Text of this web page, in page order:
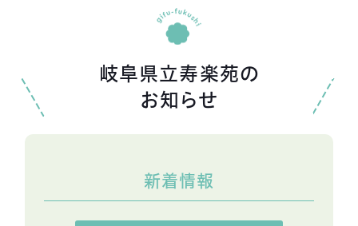
岐阜県立寿楽苑の
お知らせ
新着情報